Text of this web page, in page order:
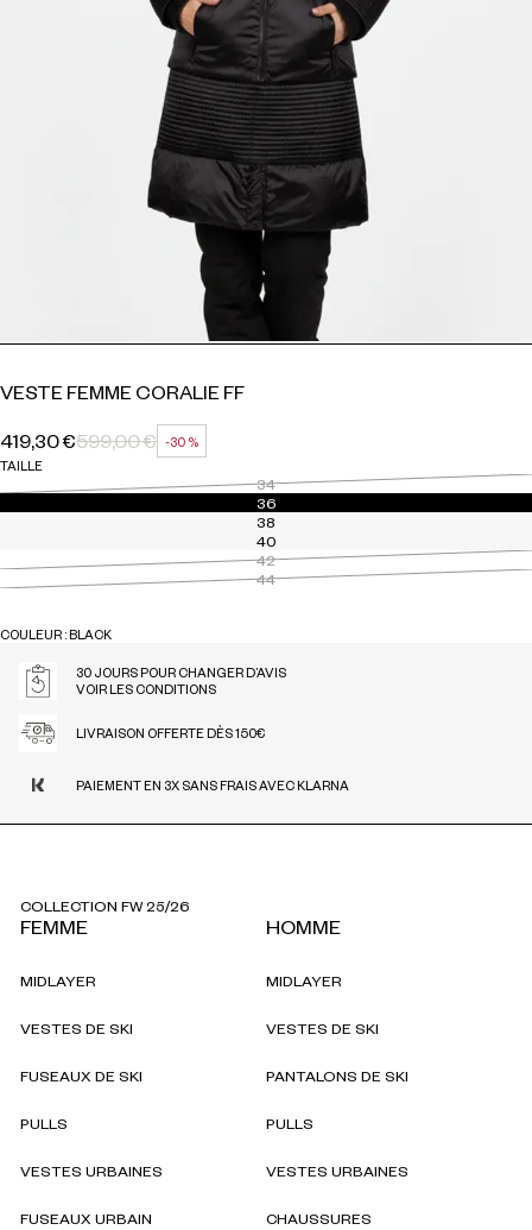
VESTE FEMME CORALIE FF
PRIX HABITUEL
599,00 €
PRIX SOLDÉ
419,30 €
RÉDUCTION
-30 %
TAILLE
34
36
38
40
42
44
COULEUR : BLACK
30 JOURS POUR CHANGER D’AVIS
VOIR LES CONDITIONS
LIVRAISON OFFERTE DÈS 150€
PAIEMENT EN 3X SANS FRAIS AVEC KLARNA
COLLECTION FW 25/26
FEMME
MIDLAYER
VESTES DE SKI
FUSEAUX DE SKI
PULLS
VESTES URBAINES
FUSEAUX URBAIN
HOMME
MIDLAYER
VESTES DE SKI
PANTALONS DE SKI
PULLS
VESTES URBAINES
CHAUSSURES